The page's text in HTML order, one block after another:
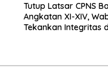
Tutup Latsar CPNS
Angkatan XI-XIV,
Tekankan Integritas